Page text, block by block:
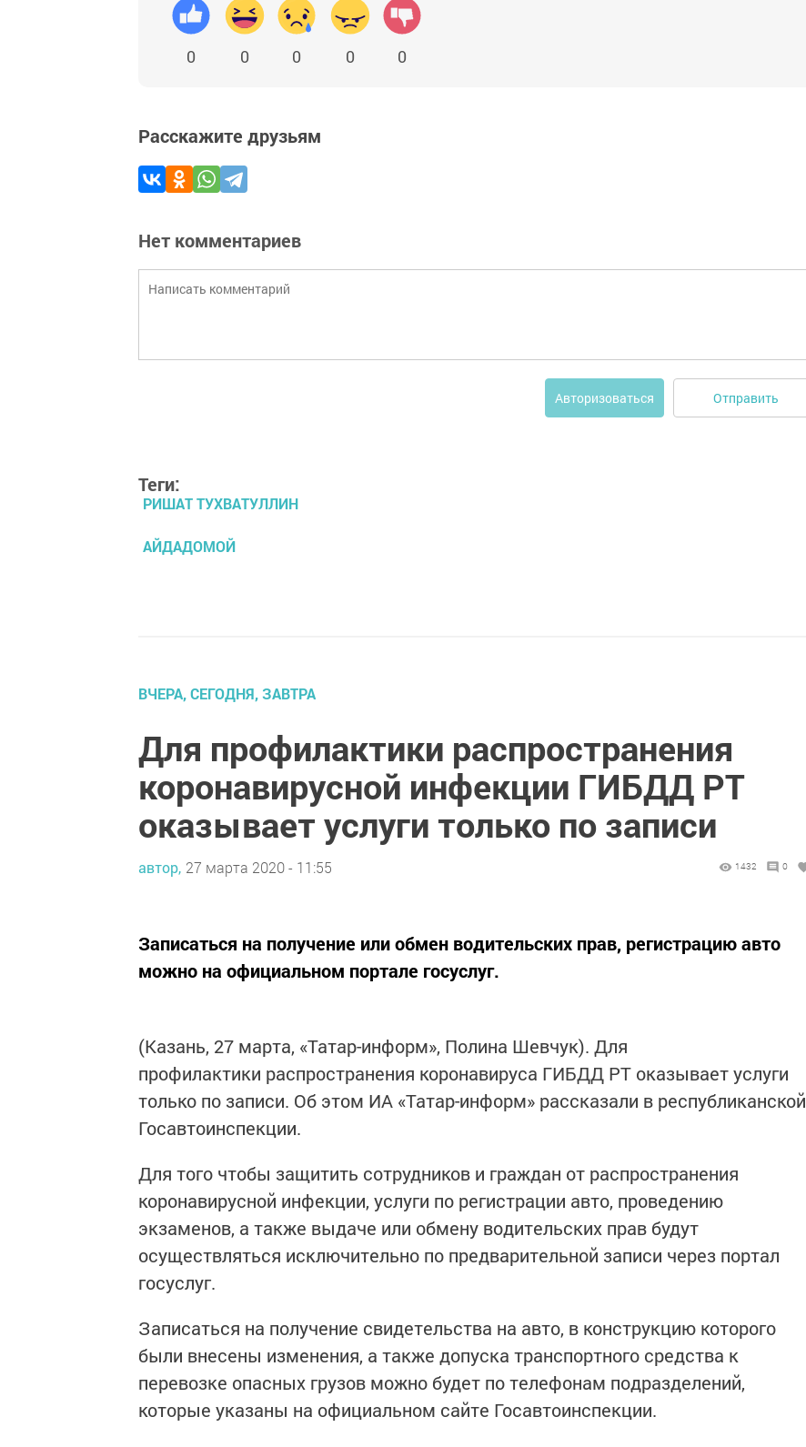
0 0 0 0 0
Расскажите друзьям
Нет комментариев
Авторизоваться Отправить
Теги:
РИШАТ ТУХВАТУЛЛИН
АЙДАДОМОЙ
ВЧЕРА, СЕГОДНЯ, ЗАВТРА
Для профилактики распространения
коронавирусной инфекции ГИБДД РТ
оказывает услуги только по записи
автор, 27 марта 2020 - 11:55 1432 0
Записаться на получение или обмен водительских прав, регистрацию авто
можно на официальном портале госуслуг.
(Казань, 27 марта, «Татар-информ», Полина Шевчук). Для
профилактики распространения коронавируса ГИБДД РТ оказывает услуги
только по записи. Об этом ИА «Татар-информ» рассказали в республиканской
Госавтоинспекции.
Для того чтобы защитить сотрудников и граждан от распространения
коронавирусной инфекции, услуги по регистрации авто, проведению
экзаменов, а также выдаче или обмену водительских прав будут
осуществляться исключительно по предварительной записи через портал
госуслуг.
Записаться на получение свидетельства на авто, в конструкцию которого
были внесены изменения, а также допуска транспортного средства к
перевозке опасных грузов можно будет по телефонам подразделений,
которые указаны на официальном сайте Госавтоинспекции.